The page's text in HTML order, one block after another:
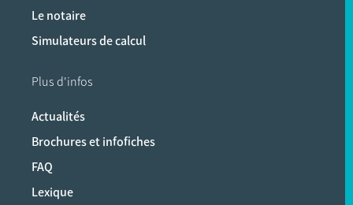
Le notaire
Simulateurs de calcul
Plus d'infos
Actualités
Brochures et infofiches
FAQ
Lexique